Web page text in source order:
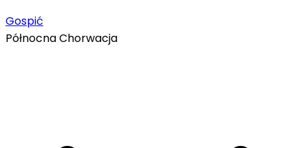
Gospić
Północna Chorwacja